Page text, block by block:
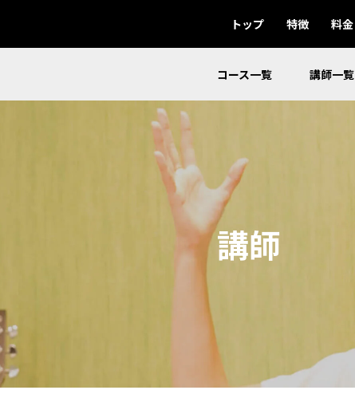
トップ 特徴 料金
コース一覧 講師一覧
講師